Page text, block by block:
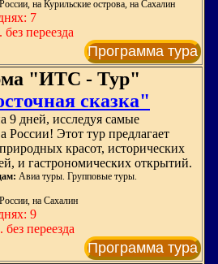
на Курильские острова, на Сахалин
7
переезда
Программа тура
"ИТС - Тур"
сказка"
9 дней, исследуя самые
России! Этот тур предлагает
красот, исторических
и гастрономических открытий.
Авиа туры. Групповые туры.
на Сахалин
9
переезда
Программа тура